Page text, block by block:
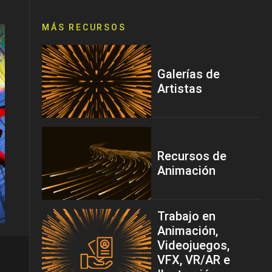
MÁS RECURSOS
Galerías de
Artistas
Recursos de
Animación
Trabajo en
Animación,
Videojuegos,
VFX, VR/AR e